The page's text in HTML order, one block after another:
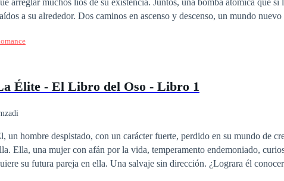
a su alrededor. Dos caminos en ascenso y descenso, un mundo
Élite - El Libro del Oso - Libro 1
un hombre despistado, con un carácter fuerte, perdido en su mundo de
Ella, una mujer con afán por la vida, temperamento endemoniado,
su futura pareja en ella. Una salvaje sin dirección. ¿Lograra él